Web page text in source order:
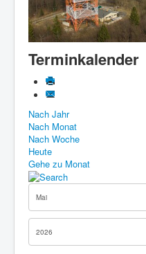
Historie
Know-How
Impressum
Downloads
Terminkalender
Nach Jahr
Nach Monat
Nach Woche
Heute
Gehe zu Monat